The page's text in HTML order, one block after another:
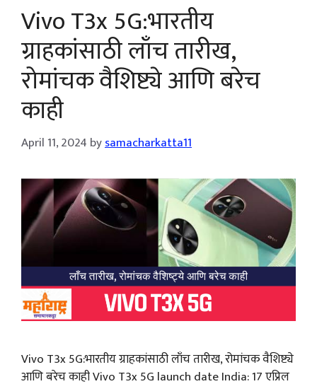
Vivo T3x 5G:भारतीय
ग्राहकांसाठी लाँच तारीख,
रोमांचक वैशिष्ट्ये आणि बरेच
काही
April 11, 2024 bysamacharkatta11
Vivo T3x 5G:भारतीय ग्राहकांसाठी लाँच तारीख, रोमांचक वैशिष्ट्ये
आणि बरेच काही Vivo T3x 5G launch date India: 17 एप्रिल